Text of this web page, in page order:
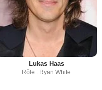
Lukas Haas
Rôle : Ryan White